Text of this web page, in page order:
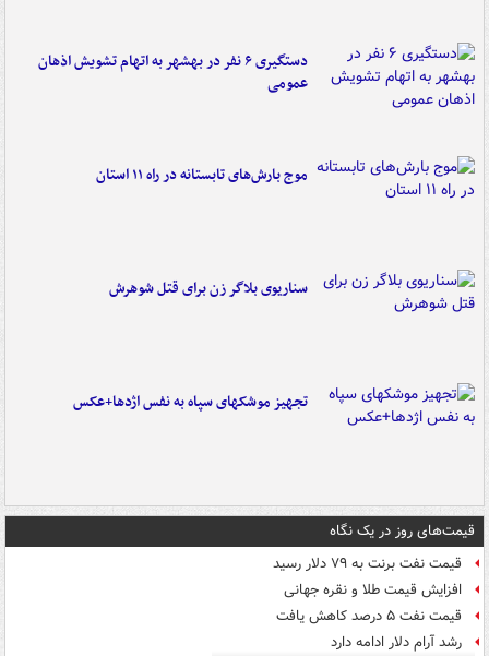
دستگیری ۶ نفر در بهشهر به اتهام تشویش اذهان
عمومی
موج بارش‌های تابستانه در راه ۱۱ استان
سناریوی بلاگر زن برای قتل شوهرش
تجهیز موشکهای سپاه به نفس اژدها+عکس
قیمت‌های روز در یک نگاه
قیمت نفت برنت به ۷۹ دلار رسید
افزایش قیمت طلا و نقره جهانی
قیمت نفت ۵ درصد کاهش یافت
رشد آرام دلار ادامه دارد